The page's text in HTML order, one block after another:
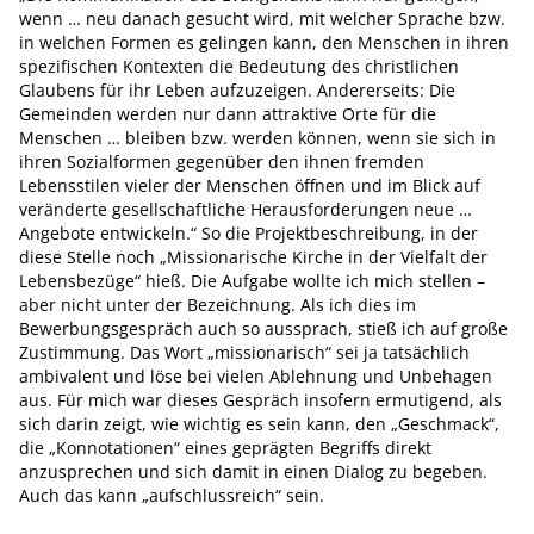
wenn … neu danach gesucht wird, mit welcher Sprache bzw.
in welchen Formen es gelingen kann, den Menschen in ihren
spezifischen Kontexten die Bedeutung des christlichen
Glaubens für ihr Leben aufzuzeigen. Andererseits: Die
Gemeinden werden nur dann attraktive Orte für die
Menschen … bleiben bzw. werden können, wenn sie sich in
ihren Sozialformen gegenüber den ihnen fremden
Lebensstilen vieler der Menschen öffnen und im Blick auf
veränderte gesellschaftliche Herausforderungen neue …
Angebote entwickeln.“ So die Projektbeschreibung, in der
diese Stelle noch „Missionarische Kirche in der Vielfalt der
Lebensbezüge“ hieß. Die Aufgabe wollte ich mich stellen –
aber nicht unter der Bezeichnung. Als ich dies im
Bewerbungsgespräch auch so aussprach, stieß ich auf große
Zustimmung. Das Wort „missionarisch“ sei ja tatsächlich
ambivalent und löse bei vielen Ablehnung und Unbehagen
aus. Für mich war dieses Gespräch insofern ermutigend, als
sich darin zeigt, wie wichtig es sein kann, den „Geschmack“,
die „Konnotationen“ eines geprägten Begriffs direkt
anzusprechen und sich damit in einen Dialog zu begeben.
Auch das kann „aufschlussreich“ sein.